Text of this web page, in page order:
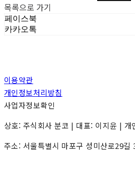
목록으로 가기
페이스북
카카오톡
이용약관
개인정보처리방침
사업자정보확인
상호: 주식회사 분코 | 대표: 이지윤 |
주소: 서울특별시 마포구 성미산로29